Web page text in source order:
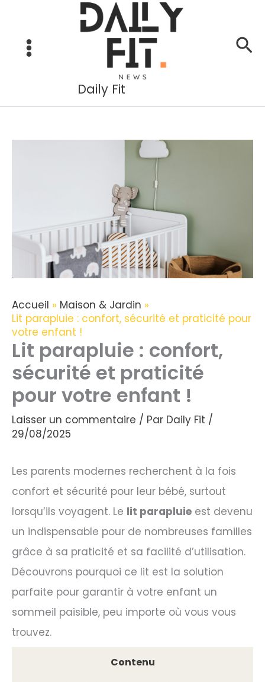
contenu
Daily Fit
Accueil
Maison & Jardin
Lit parapluie : confort, sécurité et praticité pour
votre enfant !
Lit parapluie : confort,
sécurité et praticité
pour votre enfant !
Laisser un commentaire / Par Daily Fit /
29/08/2025
Les parents modernes recherchent à la fois
confort et sécurité pour leur bébé, surtout
lorsqu’ils voyagent. Le lit parapluie est devenu
un indispensable pour de nombreuses familles
grâce à sa praticité et sa facilité d’utilisation.
Découvrons pourquoi ce lit est la solution
parfaite pour garantir à votre enfant un
sommeil paisible, peu importe où vous vous
trouvez.
Contenu